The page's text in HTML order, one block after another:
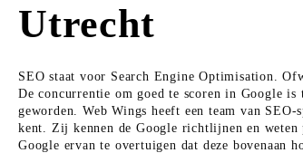
Utrecht
SEO staat voor Search Engine Optimisation.
De concurrentie om goed te scoren in Google
geworden. Web Wings heeft een team van
kent. Zij kennen de Google richtlijnen en weten
Google ervan te overtuigen dat deze bovenaan